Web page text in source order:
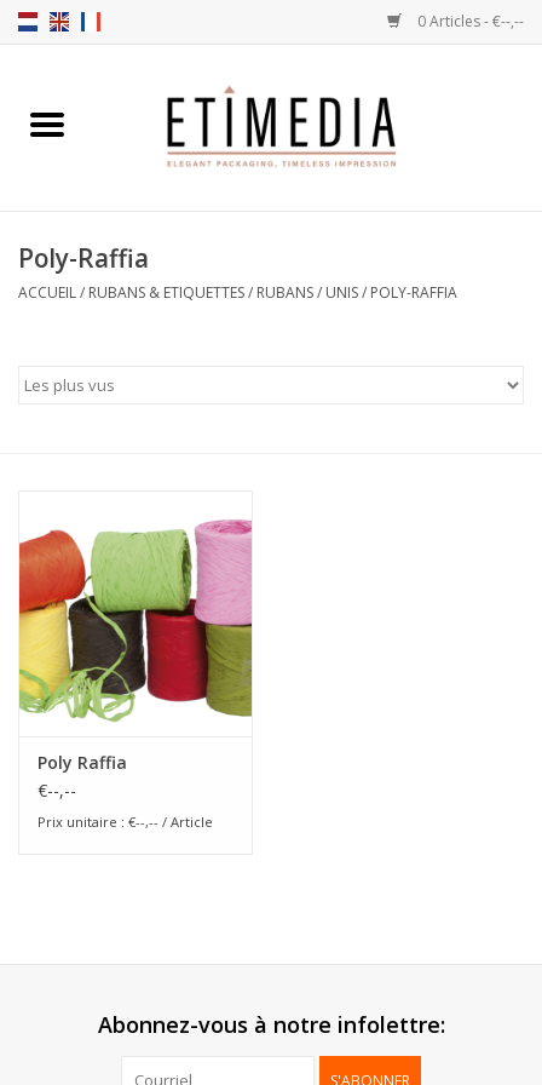
0 Articles - €--,--
Accueil
Transparantes
Rubans & Etiquettes
Boîtes
Fleurs & deco
Cabas
Nouveautés 2026
Journées showroom
Catalogue: boîtes de luxe
Poly-Raffia
ACCUEIL/ RUBANS & ETIQUETTES/ RUBANS/ UNIS/ POLY-RAFFIA
Poly Raffia
€--,--
Prix unitaire : €--,-- / Article
Abonnez-vous à notre infolettre: